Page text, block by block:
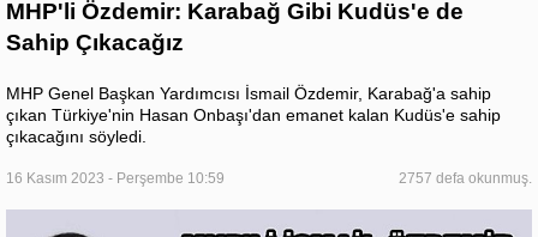
MHP'li Özdemir: Karabağ Gibi Kudüs'e de
Sahip Çıkacağız
MHP Genel Başkan Yardımcısı İsmail Özdemir, Karabağ'a sahip
çıkan Türkiye'nin Hasan Onbaşı'dan emanet kalan Kudüs'e sahip
çıkacağını söyledi.
16 Kasım 2023 - Perşembe 10:59 2757 defa okunmuş.